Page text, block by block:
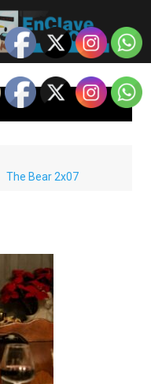
de Cine
de encuentro para los
series
The Bear 2x07